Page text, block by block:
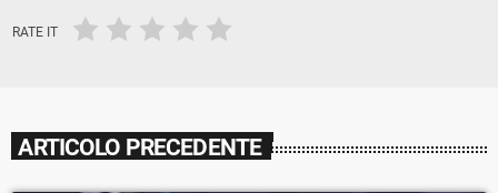
RATE IT
ARTICOLO PRECEDENTE